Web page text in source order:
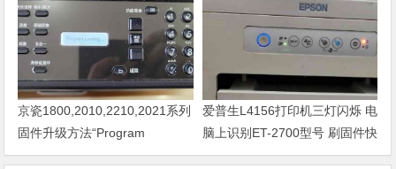
京瓷1800,2010,2210,2021系列
固件升级方法“Program
Loading或者卡LOGO
爱普生L4156打印机三灯闪烁 电
脑上识别ET-2700型号 刷固件快
速解决问题